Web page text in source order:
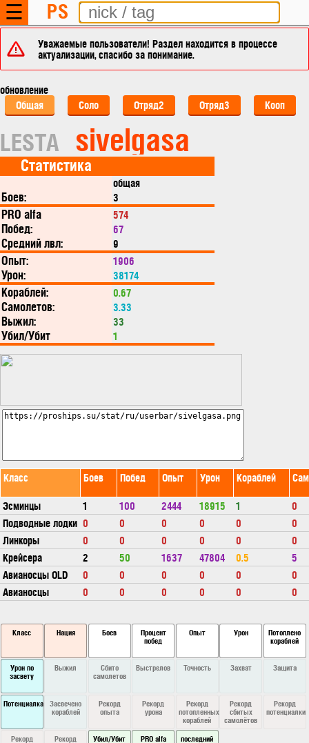
☰ PS
Уважаемые пользователи! Раздел находится в процессе
актуализации, спасибо за понимание.
обновление
Общая
Соло Отряд2 Отряд3 Кооп
LESTA sivelgasa
Статистика
общая
Боев: 3
PRO alfa 574
Побед: 67
Средний лвл: 9
Опыт: 1906
Урон: 38174
Кораблей: 0.67
Самолетов: 3.33
Выжил: 33
Убил/Убит 1
Класс Боев Побед Опыт Урон Кораблей
Эсминцы
1 100 2444 18915 1
0
Подводные лодки 0 0 0 0 0
0
Линкоры
0 0 0 0 0
0
Крейсера
2 50 1637 47804 0.5
5
Авианосцы OLD
0 0 0 0 0
0
Авианосцы
0 0 0 0 0 0
Класс Нация Боев
Процент
побед
Опыт Урон
Потоплено
кораблей
Урон по
засвету
Выжил
Сбито
самолетов
Выстрелов Точность Захват Защита
Потенциалка
Засвечено
кораблей
Рекорд
опыта
Рекорд
урона
Рекорд
потопленных
кораблей
Рекорд
сбитых
самолётов
Рекорд
потенциалки
Рекорд
Рекорд
Убил/Убит PRO alfa
последний